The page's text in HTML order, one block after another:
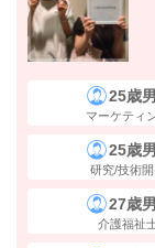
そのまま20ｍほど
りください。
〒530-0001 大阪
25歳
マーケティ
25歳
研究/技術
27歳
介護福祉